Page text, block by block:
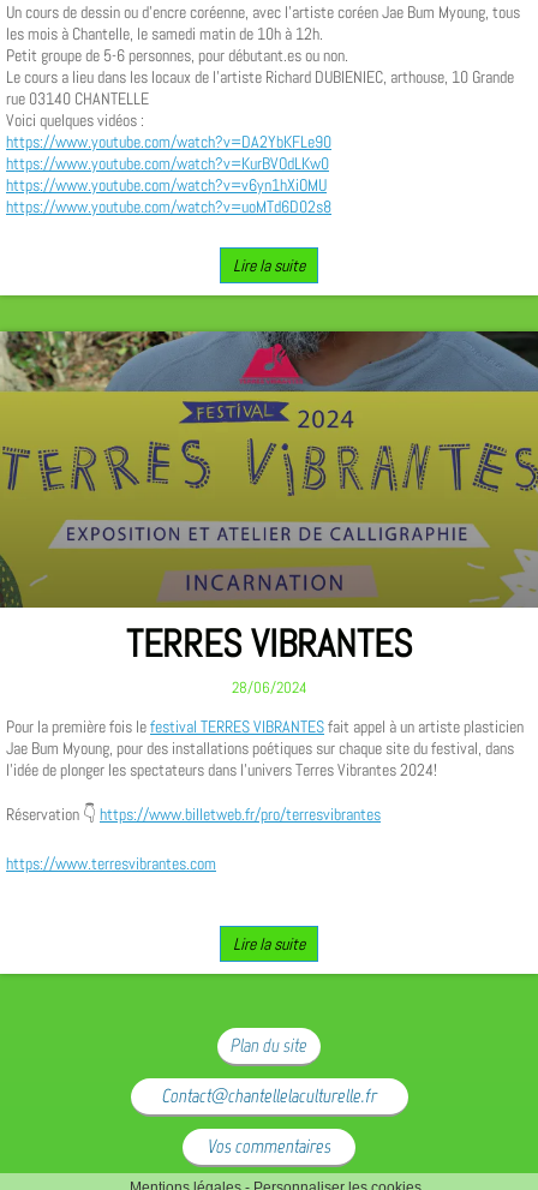
Un cours de dessin ou d'encre coréenne, avec l'artiste coréen Jae Bum Myoung, tous
les mois à Chantelle, le samedi matin de 10h à 12h.
Petit groupe de 5-6 personnes, pour débutant.es ou non.
Le cours a lieu dans les locaux de l'artiste Richard DUBIENIEC, arthouse, 10 Grande
rue 03140 CHANTELLE
Voici quelques vidéos :
https://www.youtube.com/watch?v=DA2YbKFLe90
https://www.youtube.com/watch?v=KurBVOdLKw0
https://www.youtube.com/watch?v=v6yn1hXiOMU
https://www.youtube.com/watch?v=uoMTd6D02s8
Lire la suite
TERRES VIBRANTES
28/06/2024
Pour la première fois lefestival TERRES VIBRANTESfait appel à un artiste plasticien
Jae Bum Myoung, pour des installations poétiques sur chaque site du festival, dans
l'idée de plonger les spectateurs dans l'univers Terres Vibrantes 2024!
Réservation 👇 https://www.billetweb.fr/pro/terresvibrantes
https://www.terresvibrantes.com
Lire la suite
Plan du site
Contact@chantellelaculturelle.fr
Vos commentaires